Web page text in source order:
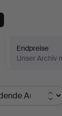
Endpreise
Unser Archiv